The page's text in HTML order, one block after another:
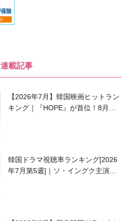
連載記事
【2026年7月】韓国映画ヒットラン
キング｜『HOPE』が首位！8月公
韓国ドラマ視聴率ランキング[2026
年7月第5週]｜ソ・イングク主演の